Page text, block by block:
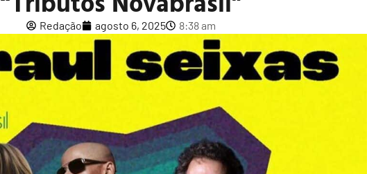
Redação agosto 6, 2025 8:38 am